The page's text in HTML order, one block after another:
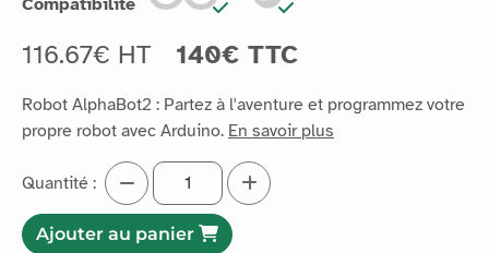
116.67€ HT 140€ TTC
Robot AlphaBot2 : Partez à l'aventure et programmez votre
propre robot avec Arduino. En savoir plus
Quantité :
Ajouter au panier